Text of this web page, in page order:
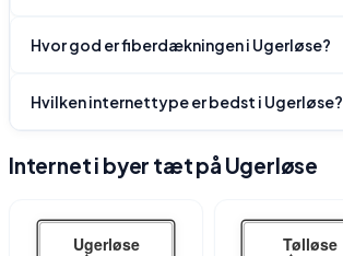
Hvor god er fiberdækningen i Ugerløse?
Hvilken internettype er bedst i Ugerløse?
Internet i byer tæt på Ugerløse